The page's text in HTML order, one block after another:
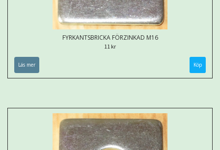
FYRKANTSBRICKA FÖRZINKAD M16
11 kr
Läs mer